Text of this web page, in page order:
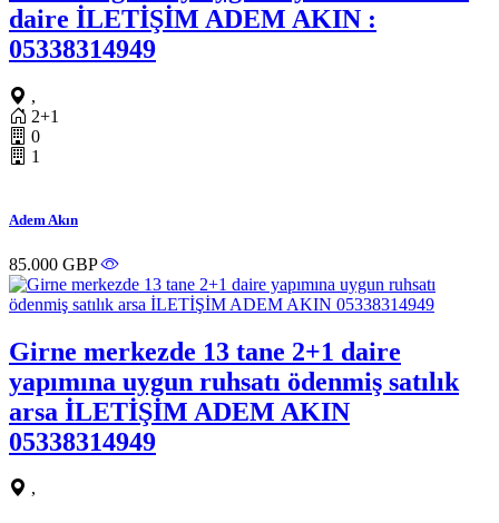
daire İLETİŞİM ADEM AKIN :
05338314949
,
2+1
0
1
Adem Akın
85.000 GBP
Girne merkezde 13 tane 2+1 daire
yapımına uygun ruhsatı ödenmiş satılık
arsa İLETİŞİM ADEM AKIN
05338314949
,